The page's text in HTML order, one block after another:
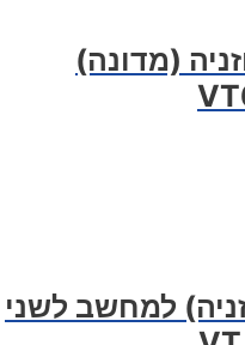
(מדונה)
למחשב לשני